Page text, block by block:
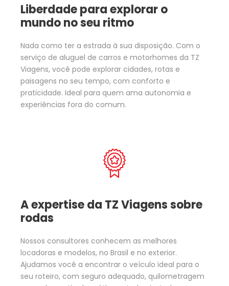
Liberdade para explorar o
mundo no seu ritmo
Nada como ter a estrada à sua disposição. Com o
serviço de aluguel de carros e motorhomes da TZ
Viagens, você pode explorar cidades, rotas e
paisagens no seu tempo, com conforto e
praticidade. Ideal para quem ama autonomia e
experiências fora do comum.
A expertise da TZ Viagens sobre
rodas
Nossos consultores conhecem as melhores
locadoras e modelos, no Brasil e no exterior.
Ajudamos você a encontrar o veículo ideal para o
seu roteiro, com seguro adequado, quilometragem